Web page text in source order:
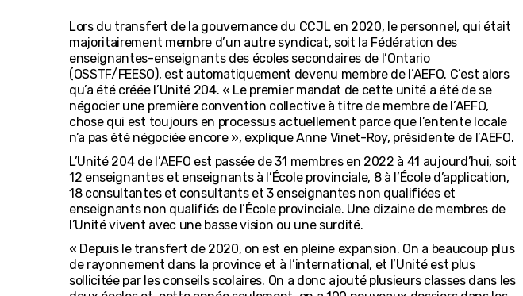
Lors du transfert de la gouvernance du CCJL en 2020, le personnel, qui était
majoritairement membre d’un autre syndicat, soit la Fédération des
enseignantes-enseignants des écoles secondaires de l’Ontario
(OSSTF/FEESO), est automatiquement devenu membre de l’AEFO. C’est alors
qu’a été créée l’Unité 204. « Le premier mandat de cette unité a été de se
négocier une première convention collective à titre de membre de l’AEFO,
chose qui est toujours en processus actuellement parce que l’entente locale
n’a pas été négociée encore », explique Anne Vinet-Roy, présidente de l’AEFO.
L’Unité 204 de l’AEFO est passée de 31 membres en 2022 à 41 aujourd’hui, soit
12 enseignantes et enseignants à l’École provinciale, 8 à l’École d’application,
18 consultantes et consultants et 3 enseignantes non qualifiées et
enseignants non qualifiés de l’École provinciale. Une dizaine de membres de
l’Unité vivent avec une basse vision ou une surdité.
« Depuis le transfert de 2020, on est en pleine expansion. On a beaucoup plus
de rayonnement dans la province et à l’international, et l’Unité est plus
sollicitée par les conseils scolaires. On a donc ajouté plusieurs classes dans les